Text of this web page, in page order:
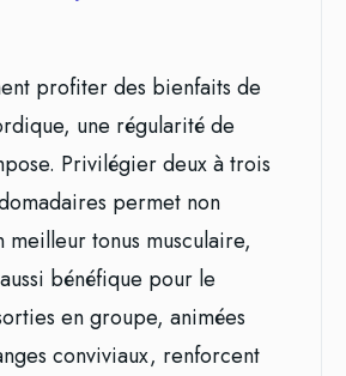
profiter des bienfaits de
une régularité de
Privilégier deux à trois
permet non
meilleur tonus musculaire,
aussi bénéfique pour le
en groupe, animées
conviviaux, renforcent